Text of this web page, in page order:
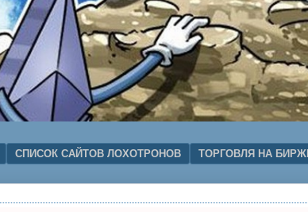
СПИСОК САЙТОВ ЛОХОТРОНОВ ТОРГОВЛЯ НА